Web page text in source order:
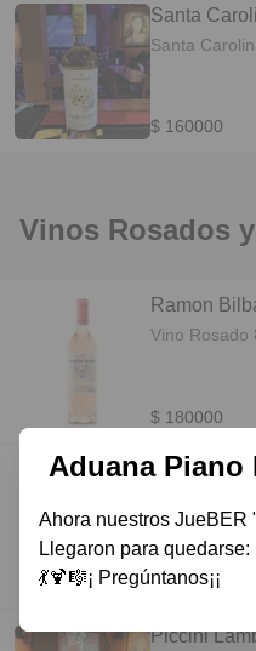
Santa
$ 160000
Vinos Rosados
Ramon
Vino Rosado
$ 180000
Chandon
Argentina
$ 220000
Piccini
Aduana Piano
Ahora nuestros JueBER
Llegaron para
💃🍹🎼¡ Pregúntanos¡¡